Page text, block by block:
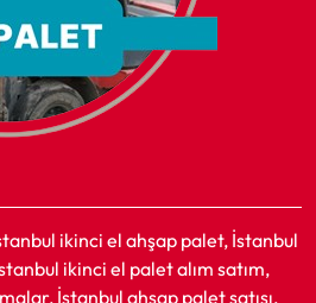
ikinci el ahşap palet, İstanbul
ikinci el palet alım satım,
İstanbul ahşap palet satışı,